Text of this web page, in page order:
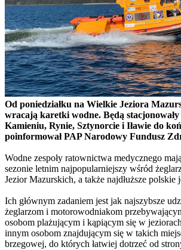
Od poniedziałku na Wielkie Jeziora
wracają karetki wodne. Będą
Kamieniu, Rynie, Sztynorcie i Iławie do
poinformował PAP Narodowy Fundusz
Wodne zespoły ratownictwa medycznego
sezonie letnim najpopularniejszy wśród
Jezior Mazurskich, a także najdłuższe polskie
Ich głównym zadaniem jest jak najszybsze
żeglarzom i motorowodniakom
osobom plażującym i kąpiącym się w
innym osobom znajdującym się w takich
brzegowej, do których łatwiej dotrzeć od